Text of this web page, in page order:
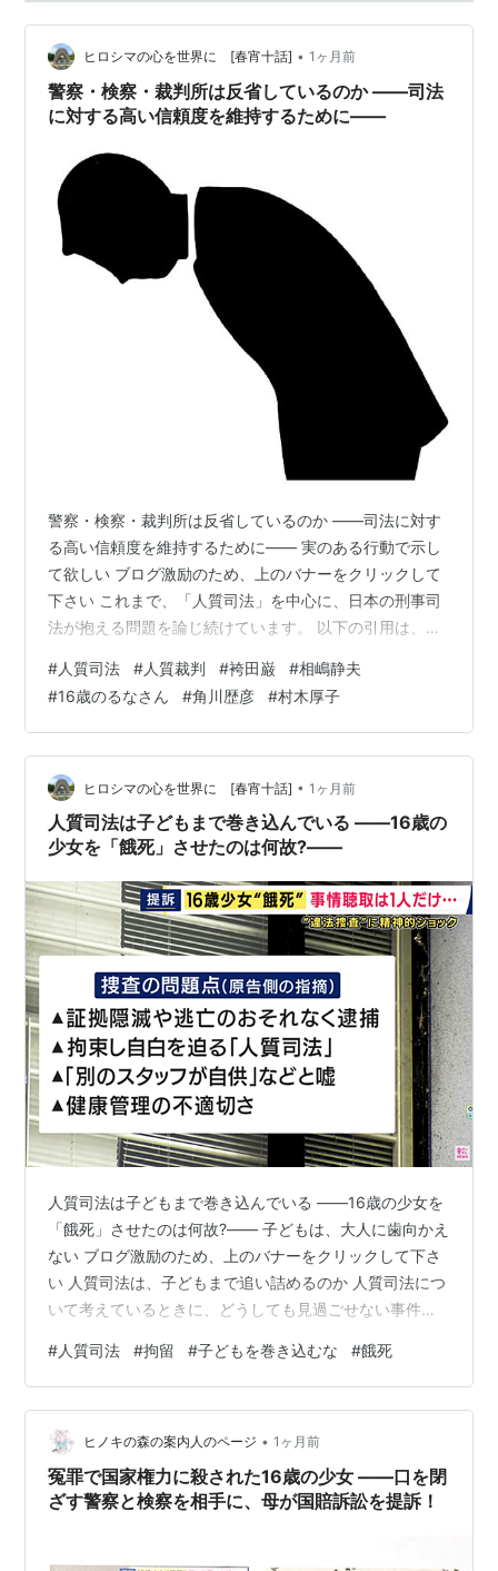
ヒロシマの心を世界に [春宵十話] • 1ヶ月前
警察・検察・裁判所は反省しているのか ――司法
に対する高い信頼度を維持するために――
警察・検察・裁判所は反省しているのか ――司法に対す
る高い信頼度を維持するために―― 実のある行動で示し
て欲しい ブログ激励のため、上のバナーをクリックして
下さい これまで、「人質司法」を中心に、日本の刑事司
法が抱える問題を論じ続けています。 以下の引用は、す
載されている内容に基づいています。また、ネット上に
参考になる記載がある場合には、あわせてリンクとして
示しています。 今回強調したいのは、様々な具体例が表
に出て、日本の刑事司法に問題が多いことは周知の事実
であるにもかかわらず、警察・検察・裁判所という司法
側の「反省」が真摯なものかどうかという…
#人質司法 #人質裁判 #袴田巌 #相嶋静夫
#16歳のるなさん #角川歴彦 #村木厚子
ヒロシマの心を世界に [春宵十話] • 1ヶ月前
人質司法は子どもまで巻き込んでいる ――16歳の
少女を「餓死」させたのは何故?――
人質司法は子どもまで巻き込んでいる ――16歳の少女を
「餓死」させたのは何故?―― 子どもは、大人に歯向かえ
ない ブログ激励のため、上のバナーをクリックして下さ
い 人質司法は、子どもまで追い詰めるのか 人質司法につ
いて考えているときに、どうしても見過ごせない事件に
崩し、ついには亡くなったという事件です。子どもは、
本来、社会全体で守られなければなりません。ところ
が、守る側であるはずの捜査機関の行為が、結果として
一人の子どもを死へと追い込んだのではないか。そう考
えると、怒りと悲しみを抑えることができません。 この
事件が改めて注目されているのは、亡…
#人質司法 #拘留 #子どもを巻き込むな #餓死
ヒノキの森の案内人のページ • 1ヶ月前
冤罪で国家権力に殺された16歳の少女 ――口を閉
ざす警察と検察を相手に、母が国賠訴訟を提訴！